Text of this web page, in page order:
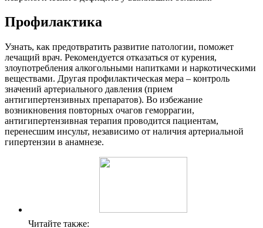
Профилактика
Узнать, как предотвратить развитие патологии, поможет
лечащий врач. Рекомендуется отказаться от курения,
злоупотребления алкогольными напитками и наркотическими
веществами. Другая профилактическая мера – контроль
значений артериального давления (прием
антигипертензивных препаратов). Во избежание
возникновения повторных очагов геморрагии,
антигипертензивная терапия проводится пациентам,
перенесшим инсульт, независимо от наличия артериальной
гипертензии в анамнезе.
Читайте также: